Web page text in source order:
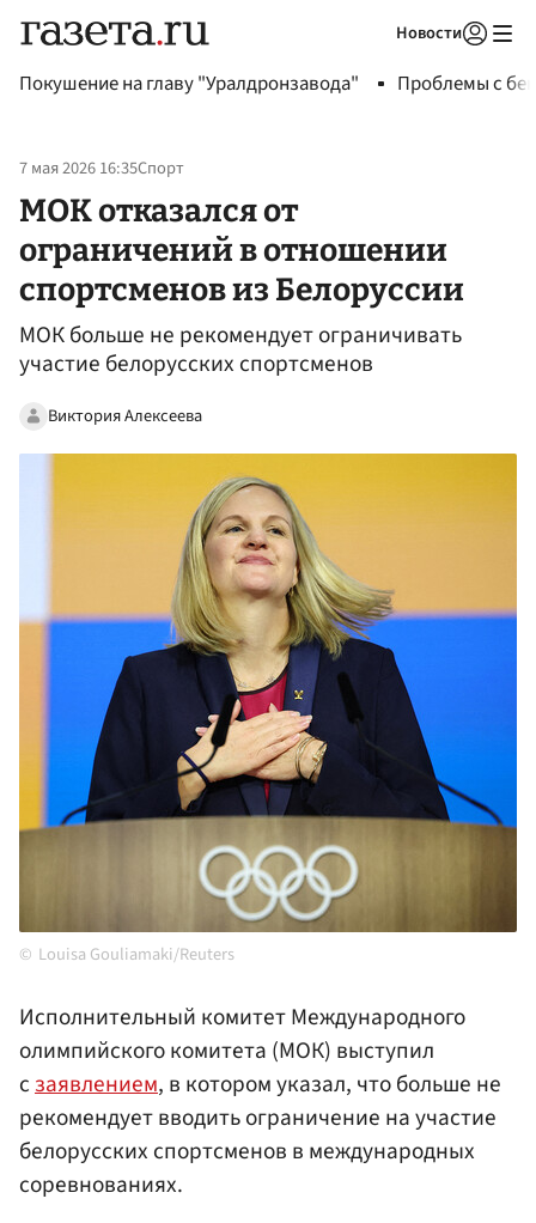
Новости
Покушение на главу "Уралдронзавода" Проблемы с
7 мая 2026 16:35Спорт
МОК отказался от
ограничений в отношении
спортсменов из Белоруссии
МОК больше не рекомендует ограничивать
участие белорусских спортсменов
Виктория Алексеева
Louisa Gouliamaki/Reuters
Исполнительный комитет Международного
олимпийского комитета (МОК) выступил
сзаявлением, в котором указал, что больше не
рекомендует вводить ограничение на участие
белорусских спортсменов в международных
соревнованиях.